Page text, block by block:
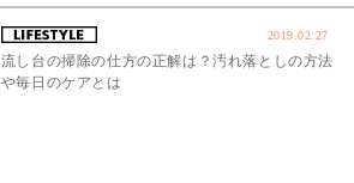
2019.02.27
流し台の掃除の仕方の正解は？汚れ落としの方法
や毎日のケアとは